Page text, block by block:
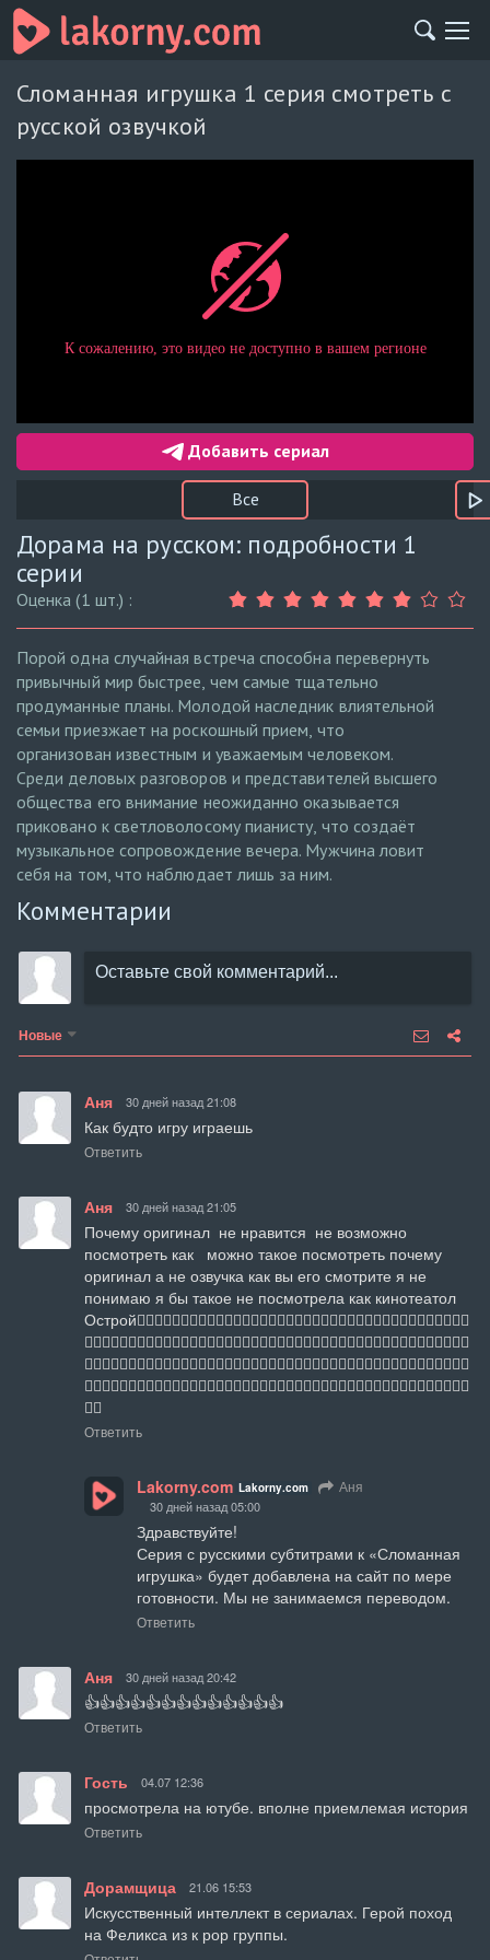
Сломанная игрушка 1 серия смотреть с
русской озвучкой
Добавить сериал
Все
Дорама на русском: подробности 1
серии
Оценка (1 шт.) :
Порой одна случайная встреча способна перевернуть
привычный мир быстрее, чем самые тщательно
продуманные планы. Молодой наследник влиятельной
семьи приезжает на роскошный прием, что
организован известным и уважаемым человеком.
Среди деловых разговоров и представителей высшего
общества его внимание неожиданно оказывается
приковано к светловолосому пианисту, что создаёт
музыкальное сопровождение вечера. Мужчина ловит
себя на том, что наблюдает лишь за ним.
Комментарии
Новые
Аня 30 дней назад 21:08
Как будто игру играешь
Ответить
Аня 30 дней назад 21:05
Почему оригинал  не нравится  не возможно
посмотреть как   можно такое посмотреть почему
оригинал а не озвучка как вы его смотрите я не
понимаю я бы такое не посмотрела как кинотеатол
Острой👎🏻👎🏻👎🏻👎🏻👎🏻👎🏻👎🏻👎🏻👎🏻👎🏻👎🏻👎🏻👎🏻👎🏻👎🏻👎🏻👎🏻👎🏻👎🏻
👎🏻👎🏻👎🏻👎🏻👎🏻👎🏻👎🏻👎🏻👎🏻👎🏻👎🏻👎🏻👎🏻👎🏻👎🏻👎🏻👎🏻👎🏻👎🏻👎🏻👎🏻👎🏻
👎🏻👎🏻👎🏻👎🏻👎🏻👎🏻👎🏻👎🏻👎🏻👎🏻👎🏻👎🏻👎🏻👎🏻👎🏻👎🏻👎🏻👎🏻👎🏻👎🏻👎🏻👎🏻
👎🏻👎🏻👎🏻👎🏻👎🏻👎🏻👎🏻👎🏻👎🏻👎🏻👎🏻👎🏻👎🏻👎🏻👎🏻👎🏻👎🏻👎🏻👎🏻👎🏻👎🏻👎🏻
👎🏻
Ответить
Lakorny.com Lakorny.com Аня
30 дней назад 05:00
Здравствуйте!
Серия с русскими субтитрами к «Сломанная
игрушка» будет добавлена на сайт по мере
готовности. Мы не занимаемся переводом.
Ответить
Аня 30 дней назад 20:42
👍👍👍👍👍👍👍👍👍👍👍👍👍
Ответить
Гость 04.07 12:36
просмотрела на ютубе. вполне приемлемая история
Ответить
Дорамщица 21.06 15:53
Искусственный интеллект в сериалах. Герой поход
на Феликса из к рор группы.